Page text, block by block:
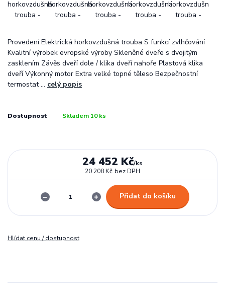
Provedení Elektrická horkovzdušná trouba S funkcí zvlhčování
Kvalitní výrobek evropské výroby Skleněné dveře s dvojitým
zasklením Závěs dveří dole / klika dveří nahoře Plastová klika
dveří Výkonný motor Extra velké topné těleso Bezpečnostní
termostat ... celý popis
Dostupnost Skladem 10 ks
24 452 Kč/ks
20 208 Kč bez DPH
Přidat do košíku
Hlídat cenu / dostupnost